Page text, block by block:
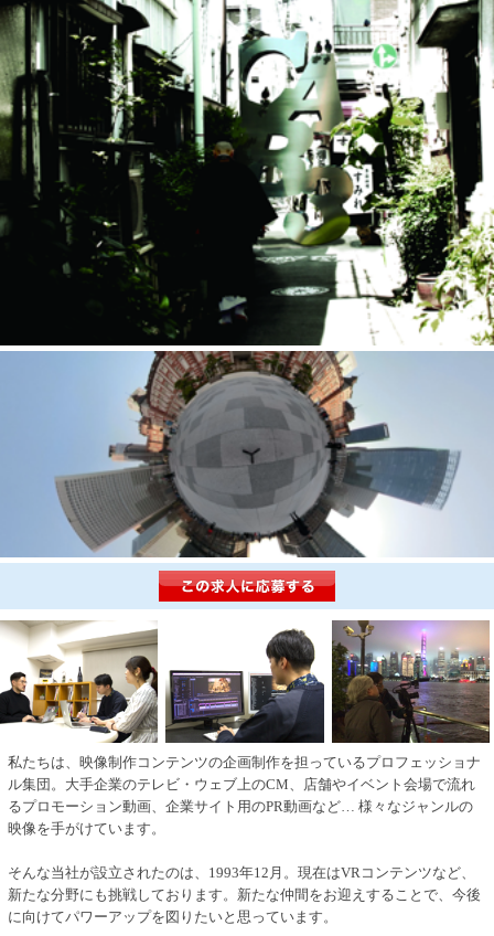
私たちは、映像制作コンテンツの企画制作を担っているプロフェッショナ
ル集団。大手企業のテレビ・ウェブ上のCM、店舗やイベント会場で流れ
るプロモーション動画、企業サイト用のPR動画など… 様々なジャンルの
映像を手がけています。
そんな当社が設立されたのは、1993年12月。現在はVRコンテンツなど、
新たな分野にも挑戦しております。新たな仲間をお迎えすることで、今後
に向けてパワーアップを図りたいと思っています。